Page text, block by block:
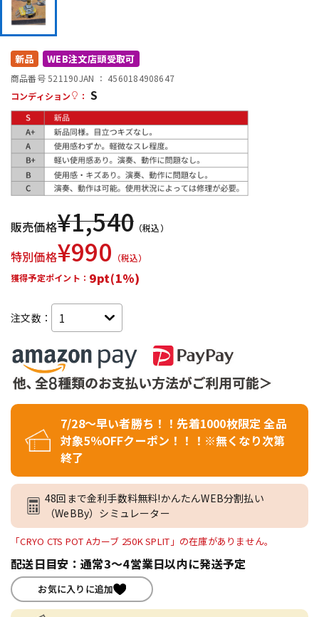
配信/ライブ機器
中古
新品 WEB注文店頭受取可
商品番号 521190JAN ： 4560184908647
コンディション
： S
販売価格¥1,540 （税込）
特別価格¥990 （税込）
獲得予定ポイント： 9pt(1%)
注文数：
7/28～早い者勝ち！！先着1000枚限定 全品
対象5％OFFクーポン！！！※無くなり次第
終了
48回まで金利手数料無料!かんたんWEB分割払い
（WeBBy）シミュレーター
「CRYO CTS POT Aカーブ 250K SPLIT」の在庫がありません。
配送日目安：通常3～4営業日以内に発送予定
お気に入りに追加